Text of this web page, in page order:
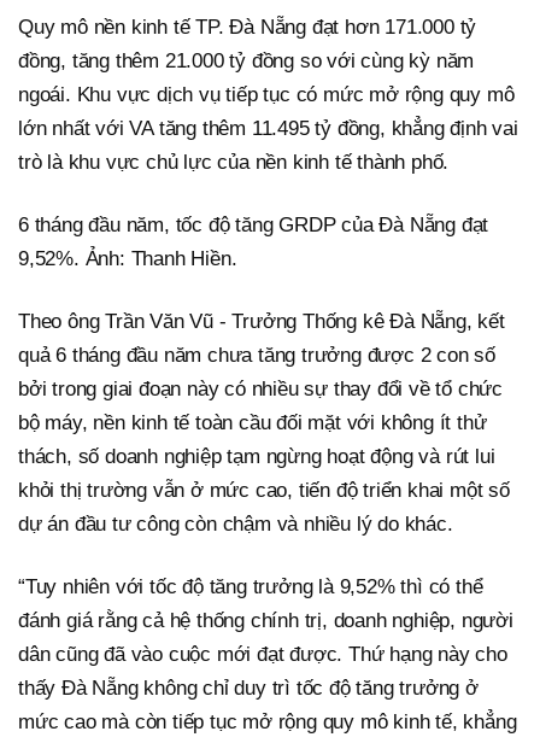
Quy mô nền kinh tế TP. Đà Nẵng đạt hơn 171.000 tỷ
đồng, tăng thêm 21.000 tỷ đồng so với cùng kỳ năm
ngoái. Khu vực dịch vụ tiếp tục có mức mở rộng quy mô
lớn nhất với VA tăng thêm 11.495 tỷ đồng, khẳng định vai
trò là khu vực chủ lực của nền kinh tế thành phố.
6 tháng đầu năm, tốc độ tăng GRDP của Đà Nẵng đạt
9,52%. Ảnh: Thanh Hiền.
Theo ông Trần Văn Vũ - Trưởng Thống kê Đà Nẵng, kết
quả 6 tháng đầu năm chưa tăng trưởng được 2 con số
bởi trong giai đoạn này có nhiều sự thay đổi về tổ chức
bộ máy, nền kinh tế toàn cầu đối mặt với không ít thử
thách, số doanh nghiệp tạm ngừng hoạt động và rút lui
khỏi thị trường vẫn ở mức cao, tiến độ triển khai một số
dự án đầu tư công còn chậm và nhiều lý do khác.
“Tuy nhiên với tốc độ tăng trưởng là 9,52% thì có thể
đánh giá rằng cả hệ thống chính trị, doanh nghiệp, người
dân cũng đã vào cuộc mới đạt được. Thứ hạng này cho
thấy Đà Nẵng không chỉ duy trì tốc độ tăng trưởng ở
mức cao mà còn tiếp tục mở rộng quy mô kinh tế, khẳng